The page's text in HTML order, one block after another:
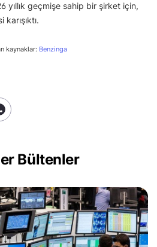
yıllık geçmişe sahip bir şirket için,
kaynaklar: Benzinga
Bültenler